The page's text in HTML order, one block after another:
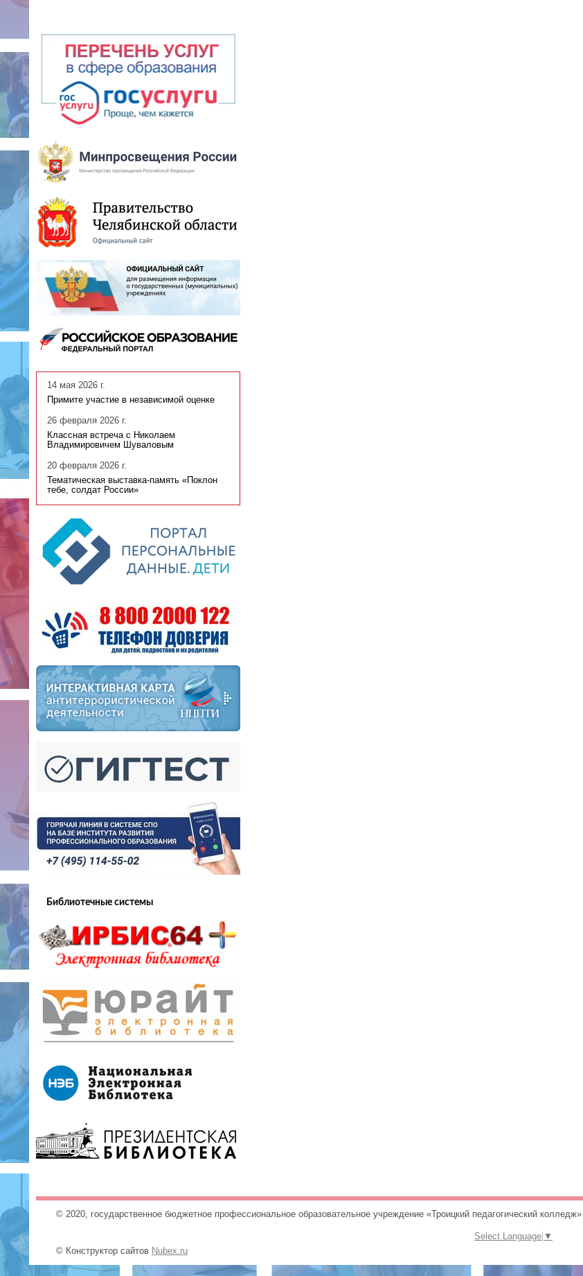
14 мая 2026 г.
Примите участие в независимой оценке
26 февраля 2026 г.
Классная встреча с Николаем
Владимировичем Шуваловым
20 февраля 2026 г.
Тематическая выставка-память «Поклон
тебе, солдат России»
Библиотечные системы
© 2020, государственное бюджетное профессиональное образовательное учреждение «Троицкий педагогический колледж»
Select Language ▼
© Конструктор сайтов Nubex.ru